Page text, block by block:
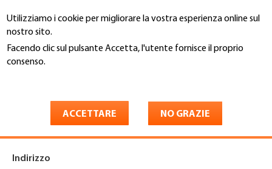
Utilizziamo i cookie per migliorare la vostra esperienza online sul
nostro sito.
Facendo clic sul pulsante Accetta, l'utente fornisce il proprio
consenso.
ACCETTARE NO GRAZIE
al
contenuto
principale
You
Indirizzo